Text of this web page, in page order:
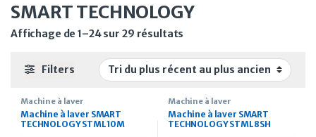
SMART TECHNOLOGY
Affichage de 1–24 sur 29 résultats
Filters
Machine à laver
Machine à laver SMART
TECHNOLOGY STML10M
Machine à laver
Machine à laver SMART
TECHNOLOGY STML8SH